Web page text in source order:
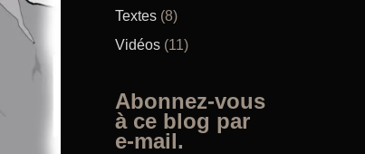
Textes (8)
Vidéos (11)
Abonnez-vous
à ce blog par
e-mail.